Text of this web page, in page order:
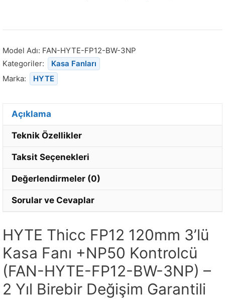
Model Adı: FAN-HYTE-FP12-BW-3NP
Kategoriler:
Kasa Fanları
Marka:
HYTE
Açıklama
Teknik Özellikler
Taksit Seçenekleri
Değerlendirmeler (0)
Sorular ve Cevaplar
HYTE Thicc FP12 120mm 3’lü
Kasa Fanı +NP50 Kontrolcü
(FAN-HYTE-FP12-BW-3NP) –
2 Yıl Birebir Değişim Garantili